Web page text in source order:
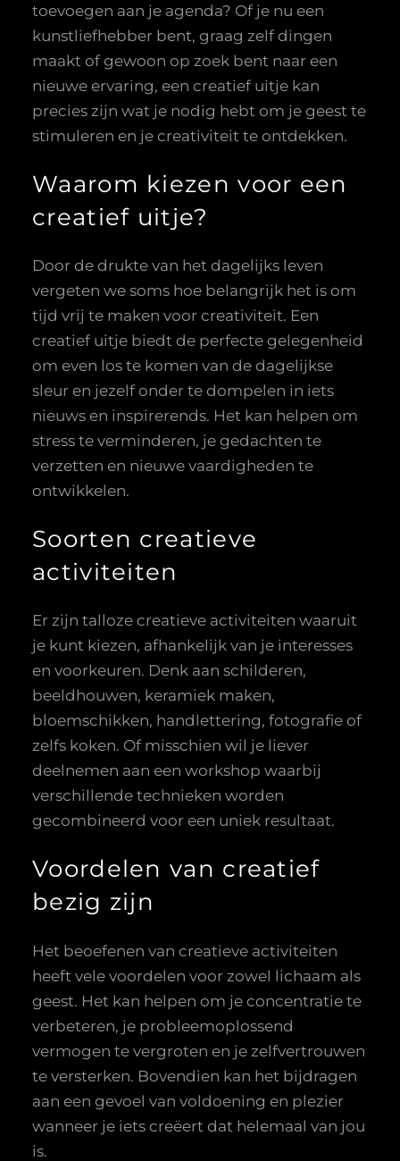
toevoegen aan je agenda? Of je nu een
kunstliefhebber bent, graag zelf dingen
maakt of gewoon op zoek bent naar een
nieuwe ervaring, een creatief uitje kan
precies zijn wat je nodig hebt om je geest te
stimuleren en je creativiteit te ontdekken.
Waarom kiezen voor een
creatief uitje?
Door de drukte van het dagelijks leven
vergeten we soms hoe belangrijk het is om
tijd vrij te maken voor creativiteit. Een
creatief uitje biedt de perfecte gelegenheid
om even los te komen van de dagelijkse
sleur en jezelf onder te dompelen in iets
nieuws en inspirerends. Het kan helpen om
stress te verminderen, je gedachten te
verzetten en nieuwe vaardigheden te
ontwikkelen.
Soorten creatieve
activiteiten
Er zijn talloze creatieve activiteiten waaruit
je kunt kiezen, afhankelijk van je interesses
en voorkeuren. Denk aan schilderen,
beeldhouwen, keramiek maken,
bloemschikken, handlettering, fotografie of
zelfs koken. Of misschien wil je liever
deelnemen aan een workshop waarbij
verschillende technieken worden
gecombineerd voor een uniek resultaat.
Voordelen van creatief
bezig zijn
Het beoefenen van creatieve activiteiten
heeft vele voordelen voor zowel lichaam als
geest. Het kan helpen om je concentratie te
verbeteren, je probleemoplossend
vermogen te vergroten en je zelfvertrouwen
te versterken. Bovendien kan het bijdragen
aan een gevoel van voldoening en plezier
wanneer je iets creëert dat helemaal van jou
is.